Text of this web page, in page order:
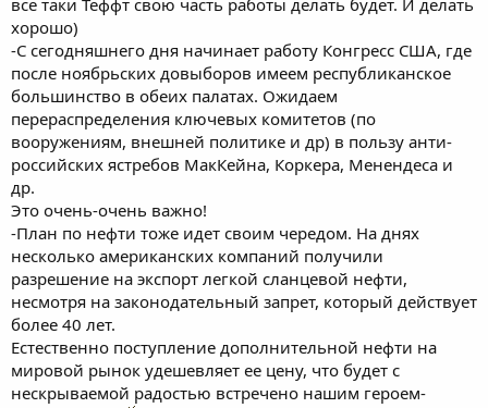
хорошо)
-С сегодняшнего дня начинает работу Конгресс США, где
после ноябрьских довыборов имеем республиканское
большинство в обеих палатах. Ожидаем
перераспределения ключевых комитетов (по
вооружениям, внешней политике и др) в пользу анти-
российских ястребов МакКейна, Коркера, Менендеса и
др.
Это очень-очень важно!
-План по нефти тоже идет своим чередом. На днях
несколько американских компаний получили
разрешение на экспорт легкой сланцевой нефти,
несмотря на законодательный запрет, который действует
более 40 лет.
Естественно поступление дополнительной нефти на
мировой рынок удешевляет ее цену, что будет с
нескрываемой радостью встречено нашим героем-